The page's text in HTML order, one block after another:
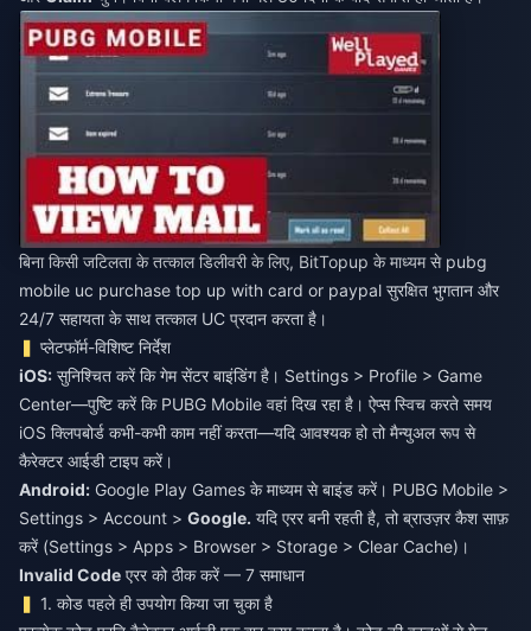
बिना किसी जटिलता के तत्काल डिलीवरी के लिए, BitTopup के माध्यम से pubg
mobile uc purchase top up with card or paypal सुरक्षित भुगतान और
24/7 सहायता के साथ तत्काल UC प्रदान करता है।
प्लेटफॉर्म-विशिष्ट निर्देश
iOS: सुनिश्चित करें कि गेम सेंटर बाइंडिंग है। Settings > Profile > Game
Center—पुष्टि करें कि PUBG Mobile वहां दिख रहा है। ऐप्स स्विच करते समय
iOS क्लिपबोर्ड कभी-कभी काम नहीं करता—यदि आवश्यक हो तो मैन्युअल रूप से
कैरेक्टर आईडी टाइप करें।
Android: Google Play Games के माध्यम से बाइंड करें। PUBG Mobile >
Settings > Account > Google. यदि एरर बनी रहती है, तो ब्राउज़र कैश साफ़
करें (Settings > Apps > Browser > Storage > Clear Cache)।
Invalid Code एरर को ठीक करें — 7 समाधान
1. कोड पहले ही उपयोग किया जा चुका है